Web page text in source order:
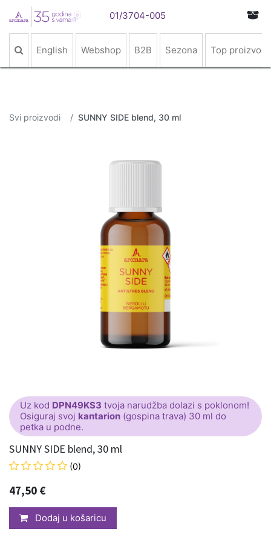
01/3704-005
English Webshop B2B Sezona Top proizvodi
Svi proizvodi SUNNY SIDE blend, 30 ml
Uz kod DPN49KS3 tvoja narudžba dolazi s poklonom!
Osiguraj svoj kantarion (gospina trava) 30 ml do
petka u podne.
SUNNY SIDE blend, 30 ml
(0)
47,50 €
Dodaj u košaricu